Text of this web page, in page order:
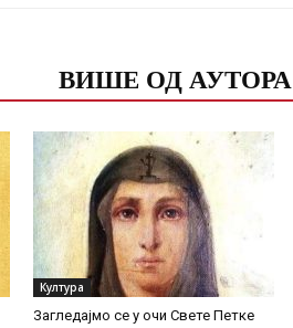
ВИШЕ ОД АУТОРА
Култура
Загледајмо се у очи Свете Петке